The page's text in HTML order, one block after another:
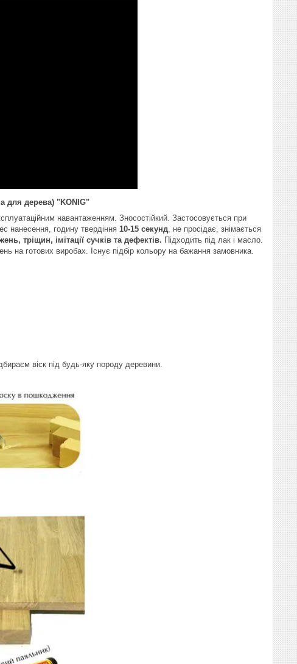
для дерева) "KONIG"
навантаженням. Зносостійкий. Застосовується при
нанесення, годину твердіння 10-15 секунд, не просідає, знімається
тріщин, імітації сучків та дефектів. Підходить під лак і масло.
на готових виробах. Існує підбір кольору на бажання замовника.
віск під будь-яку породу деревини.